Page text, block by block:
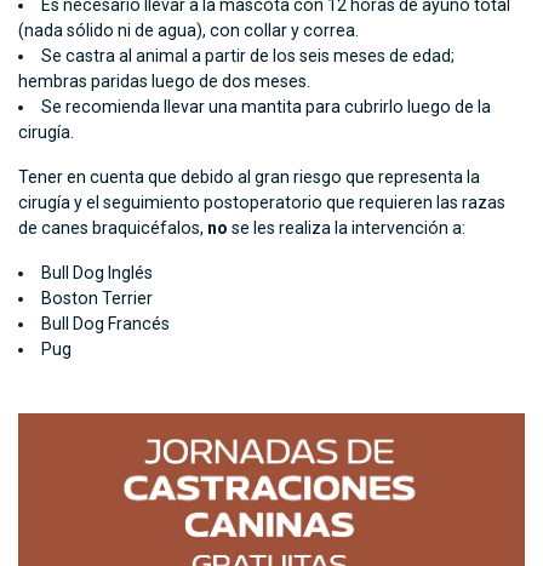
Es necesario llevar a la mascota con 12 horas de ayuno total
(nada sólido ni de agua), con collar y correa.
Se castra al animal a partir de los seis meses de edad;
hembras paridas luego de dos meses.
Se recomienda llevar una mantita para cubrirlo luego de la
cirugía.
Tener en cuenta que debido al gran riesgo que representa la
cirugía y el seguimiento postoperatorio que requieren las razas
de canes braquicéfalos, no se les realiza la intervención a:
Bull Dog Inglés
Boston Terrier
Bull Dog Francés
Pug